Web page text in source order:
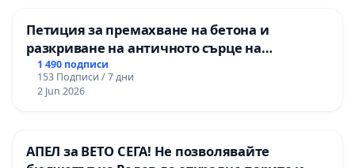
Петиция за премахване на бетона и
разкриване на античното сърце на
Могиланската могила във Враца
1 490 подписи
153 Подписи / 7 дни
2 Jun 2026
АПЕЛ за ВЕТО СЕГА! Не позволявайте